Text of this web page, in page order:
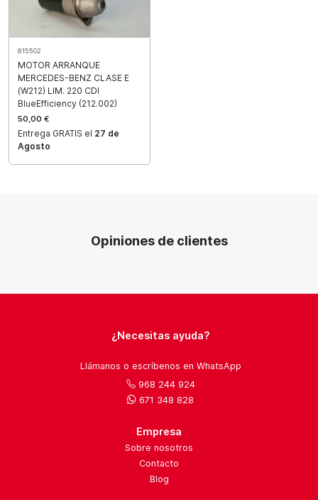
815502
MOTOR ARRANQUE
MERCEDES-BENZ CLASE E
(W212) LIM. 220 CDI
BlueEfficiency (212.002)
50,00 €
Entrega GRATIS el 27 de
Agosto
Opiniones de clientes
¿Necesitas ayuda?
Llámanos o escríbenos en WhatsApp
968 244 924
671 348 828
Empresa
Sobre nosotros
Contacto
Blog